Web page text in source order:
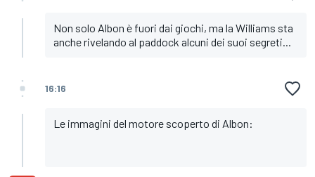
Non solo Albon è fuori dai giochi, ma la Williams sta
anche rivelando al paddock alcuni dei suoi segreti...
16:16
Le immagini del motore scoperto di Albon: